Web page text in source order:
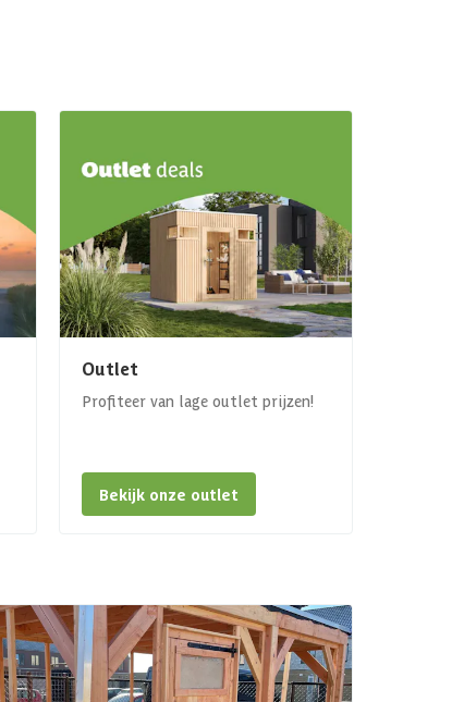
Outlet
Profiteer van lage outlet prijzen!
Bekijk onze outlet